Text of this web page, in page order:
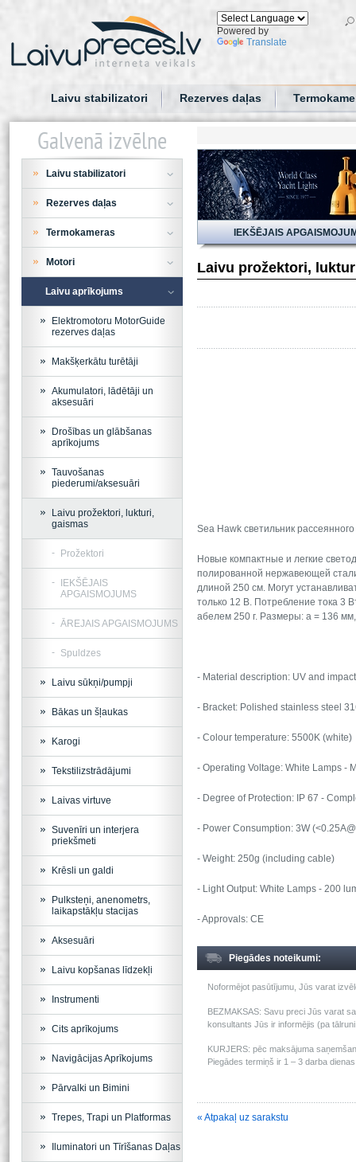
Powered by
Translate
Laivu stabilizatori Rezerves daļas
IEKŠĒJAIS
Laivu prožektori,
Sea Hawk светильник
Новые компактные и легкие
полированной нержавеющей
длиной 250 см. Могут
только 12 В. Потребление тока 3
абелем 250 г. Размеры: a = 136
- Material description: UV and
- Bracket: Polished stainless steel
- Colour temperature: 5500K (white)
- Operating Voltage: White Lamps -
- Degree of Protection: IP 67 -
- Power Consumption: 3W
- Weight: 250g (including cable)
- Light Output: White Lamps - 200
- Approvals: CE
Piegādes noteikumi:
Noformējot pasūtījumu, Jūs varat
BEZMAKSAS: Savu preci Jūs varat
konsultants Jūs ir informējis (pa
KURJERS: pēc maksājuma
Piegādes termiņš ir 1 – 3 darba
« Atpakaļ uz sarakstu
Galvenā izvēlne
Laivu stabilizatori
Rezerves daļas
Termokameras
Motori
Laivu aprīkojums
Elektromotoru MotorGuide
rezerves daļas
Makšķerkātu turētāji
Akumulatori, lādētāji un
aksesuāri
Drošības un glābšanas
aprīkojums
Tauvošanas
piederumi/aksesuāri
Laivu prožektori, lukturi,
gaismas
Prožektori
IEKŠĒJAIS
APGAISMOJUMS
ĀREJAIS APGAISMOJUMS
Spuldzes
Laivu sūkņi/pumpji
Bākas un šļaukas
Karogi
Tekstilizstrādājumi
Laivas virtuve
Suvenīri un interjera
priekšmeti
Krēsli un galdi
Pulksteņi, anenometrs,
laikapstākļu stacijas
Aksesuāri
Laivu kopšanas līdzekļi
Instrumenti
Cits aprīkojums
Navigācijas Aprīkojums
Pārvalki un Bimini
Trepes, Trapi un Platformas
Iluminatori un Tīrīšanas Daļas